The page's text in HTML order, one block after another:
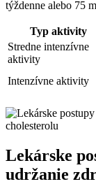
týždenne alebo 75
Typ aktivity
Stredne intenzívne
aktivity
Intenzívne aktivity
Lekárske
udržanie